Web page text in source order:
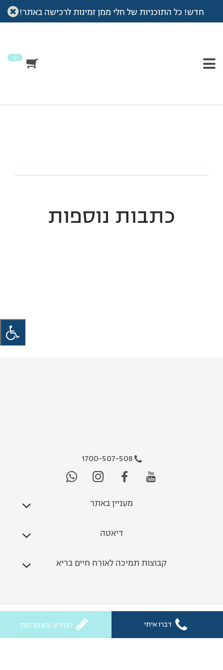
חדש! כל התוכניות של חלי ממן זמינות לרכישה באתר!
0
עמוד הבית >גיבץ ירקות > גיבץ ירקות
כתבות נוספות
1700-507-508
מעניין באתר
דיאטה
קבוצות תמיכה לאורח חיים בריא
דברו איתי
למידע והצטרפות